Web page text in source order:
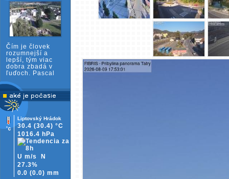
Čím je človek
rozumnejší a
lepší, tým viac
dobra zbadá v
ľuďoch. Pascal
Liptovský Hrádok
30.4 (30.4) °C
1016.4 hPa
U m/s
N
27.3%
0.0 (0.0) mm